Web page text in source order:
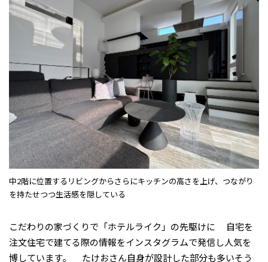
中2階に位置するリビングからさらにキッチンの高さを上げ、つながり
を持たせつつ生活感を隠している
こだわりの家づくりで「ホテルライク」の先駆けに ――自宅を
注文住宅で建てる際の情報をインスタグラムで発信し人気を
博しています。 ――たけおさん自身が設計した部分も多いそう